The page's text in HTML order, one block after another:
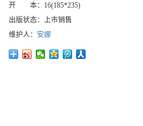
开 本： 16(185*235)
出版状态： 上市销售
维护人： 安娜